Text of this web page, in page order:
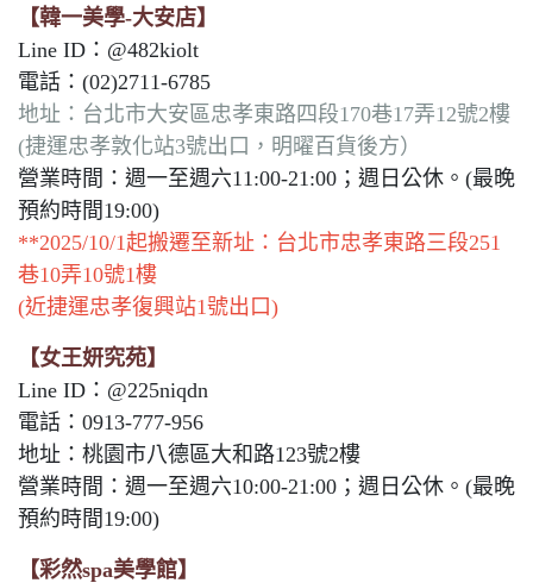
【韓一美學-大安店】
Line ID：@482kiolt
電話：(02)2711-6785
地址：台北市大安區忠孝東路四段170巷17弄12號2樓
(捷運忠孝敦化站3號出口，明曜百貨後方）
營業時間：週一至週六11:00-21:00；週日公休。(最晚
預約時間19:00)
**2025/10/1起搬遷至新址：台北市忠孝東路三段251
巷10弄10號1樓
(近捷運忠孝復興站1號出口)
【女王妍究苑】
Line ID：@225niqdn
電話：0913-777-956
地址：桃園市八德區大和路123號2樓
營業時間：週一至週六10:00-21:00；週日公休。(最晚
預約時間19:00)
【彩然spa美學館】